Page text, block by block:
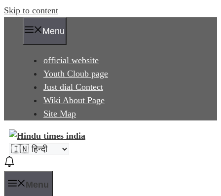
Skip to content
Menu
official website
Youth Cloub page
Just dial Contect
Wiki About Page
Site Map
Menu